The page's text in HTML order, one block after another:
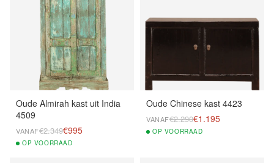
Oude Almirah kast uit India
4509
VANAF€2.349€995
OP VOORRAAD
Oude Chinese kast 4423
VANAF€2.290€1.195
OP VOORRAAD